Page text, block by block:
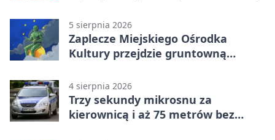
5 sierpnia 2026
Zaplecze Miejskiego Ośrodka
Kultury przejdzie gruntowną
4 sierpnia 2026
Trzy sekundy mikrosnu za
kierownicą i aż 75 metrów bez